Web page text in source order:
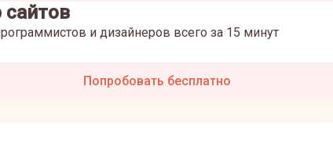
сайтов
и дизайнеров всего за 15 минут
Попробовать бесплатно